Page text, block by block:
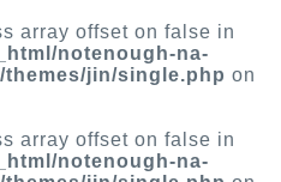
array offset on false in
notenough-na-
jin/single.php on
array offset on false in
notenough-na-